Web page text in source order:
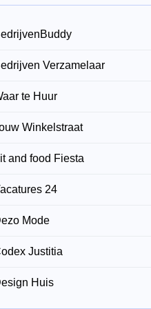
Verzamelaar
te Huur
Winkelstraat
and food Fiesta
24
Mode
Justitia
Huis